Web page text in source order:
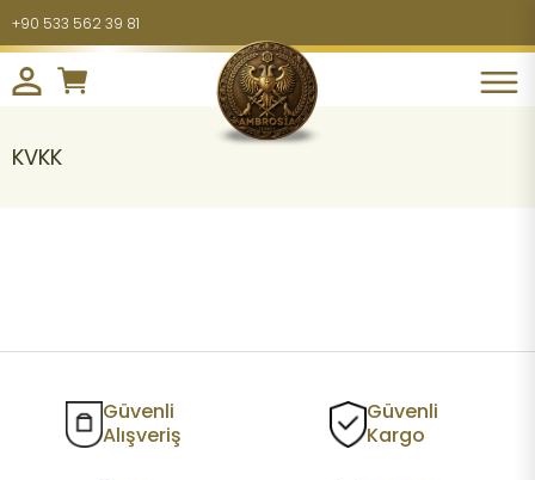
+90 533 562 39 81
KVKK
Güvenli
Alışveriş
Güvenli
Kargo